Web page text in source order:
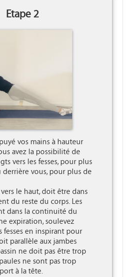
Etape 2
vos mains à hauteur
avez la possibilité de
vers les fesses, pour plus
vous, pour plus de
le haut, doit être dans
du reste du corps. Les
dans la continuité du
expiration, soulevez
fesses en inspirant pour
parallèle aux jambes
ne doit pas être trop
ne sont pas trop
à la tête.